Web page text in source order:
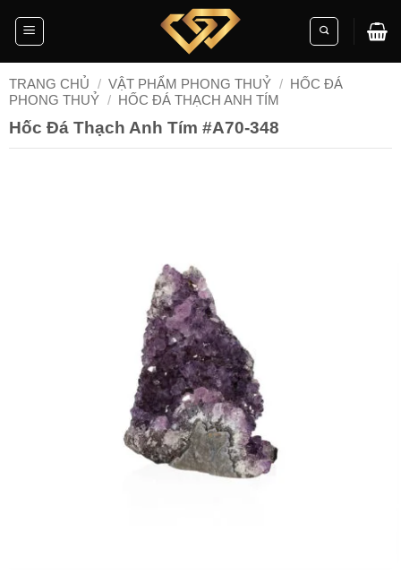
TRANG CHỦ / VẬT PHẨM PHONG THUỶ / HỐC ĐÁ
PHONG THUỶ / HỐC ĐÁ THẠCH ANH TÍM
Hốc Đá Thạch Anh Tím #A70-348